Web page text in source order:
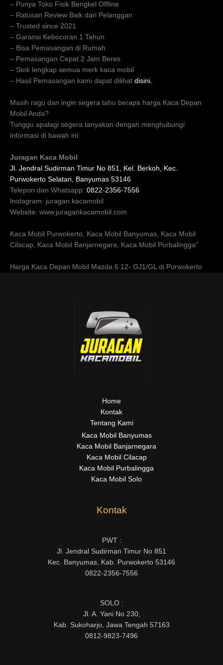
– Punya Toko Fisik Bengkel Offline
– Ratusan Review Baik dari Pelanggan
– Trusted since 2021
– Garansi Kebocoran 1 Tahun
– Bisa Pemasangan di Rumah
– Pemasangan Cepat 2 Jam Beres
– Stok lengkap semua merk kaca mobil
– Hasil Pemasangan kami dapat dilihat disini.
Masih ragu dan ingin segera tahu berapa harga Kaca Depan
Mobil Anda?
Tunggu apalagi segera tanyakan dengan menghubungi
informasi di bawah ini:
Juragan Kaca Mobil
Jl. Jendral Sudirman Timur No 851, Kel. Berkoh, Kec.
Purwokerto Selatan, Banyumas 53146
Telepon dan Whatsapp: 0822-2356-7556
Instagram: juragan.kacamobil
Website: www.juragankacamobil.com
Kaca Mobil Purwokerto, Kaca Mobil Banyumas, Kaca Mobil
Cilacap, Kaca Mobil Banjarnegara, Kaca Mobil Purbalingga”
Harga Kaca Depan Mobil Mazda 6 12- GJ1/GL di Purwokerto
Home
Kontak
Tentang Kami
Kaca Mobil Banyumas
Kaca Mobil Banjarnegara
Kaca Mobil Cilacap
Kaca Mobil Purbalingga
Kaca Mobil Solo
Kontak
PWT :
Jl. Jendral Sudirman Timur No 851
Kec. Banyumas, Kab. Purwokerto 53146
0822-2356-7556
SOLO :
Jl. A. Yani No 230,
Kab. Sukoharjo, Jawa Tengah 57163
0812-9823-7496